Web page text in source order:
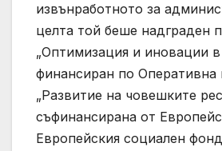
извънработното за
целта той беше надграден
„Оптимизация и иновации
финансиран по Оперативна
„Развитие на човешките
съфинансирана от
Европейския социален